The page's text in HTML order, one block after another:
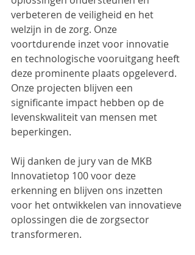
verbeteren de veiligheid en het
welzijn in de zorg. Onze
voortdurende inzet voor innovatie
en technologische vooruitgang heeft
deze prominente plaats opgeleverd.
Onze projecten blijven een
significante impact hebben op de
levenskwaliteit van mensen met
beperkingen.
Wij danken de jury van de MKB
Innovatietop 100 voor deze
erkenning en blijven ons inzetten
voor het ontwikkelen van innovatieve
oplossingen die de zorgsector
transformeren.